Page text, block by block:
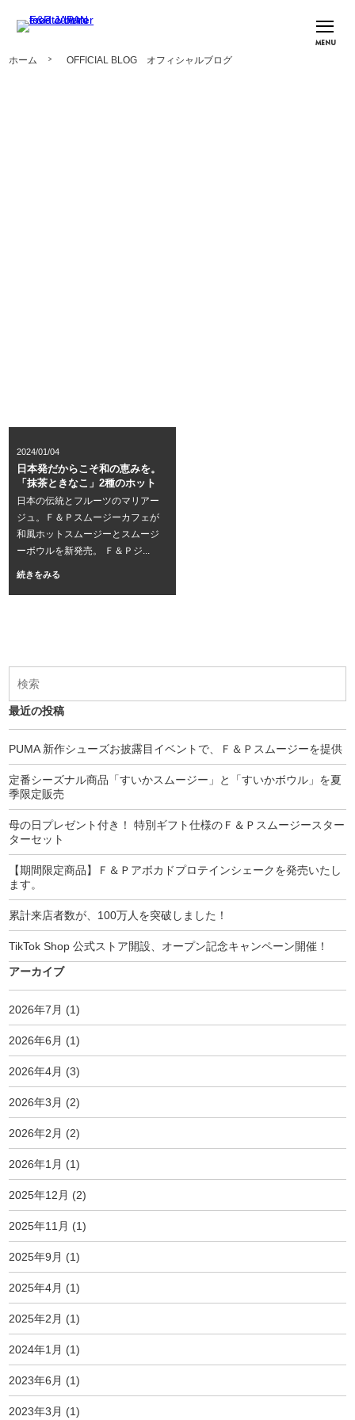
MENU
ホーム OFFICIAL BLOG オフィシャルブログ
2024/01/04
日本発だからこそ和の恵みを。
「抹茶ときなこ」2種のホット
日本の伝統とフルーツのマリアー
ジュ。Ｆ＆Ｐスムージーカフェが
和風ホットスムージーとスムージ
ーボウルを新発売。 Ｆ＆Ｐジ...
続きをみる
最近の投稿
PUMA 新作シューズお披露目イベントで、Ｆ＆Ｐスムージーを提供
定番シーズナル商品「すいかスムージー」と「すいかボウル」を夏
季限定販売
母の日プレゼント付き！ 特別ギフト仕様のＦ＆Ｐスムージースター
ターセット
【期間限定商品】Ｆ＆Ｐアボカドプロテインシェークを発売いたし
ます。
累計来店者数が、100万人を突破しました！
TikTok Shop 公式ストア開設、オープン記念キャンペーン開催！
アーカイブ
2026年7月 (1)
2026年6月 (1)
2026年4月 (3)
2026年3月 (2)
2026年2月 (2)
2026年1月 (1)
2025年12月 (2)
2025年11月 (1)
2025年9月 (1)
2025年4月 (1)
2025年2月 (1)
2024年1月 (1)
2023年6月 (1)
2023年3月 (1)